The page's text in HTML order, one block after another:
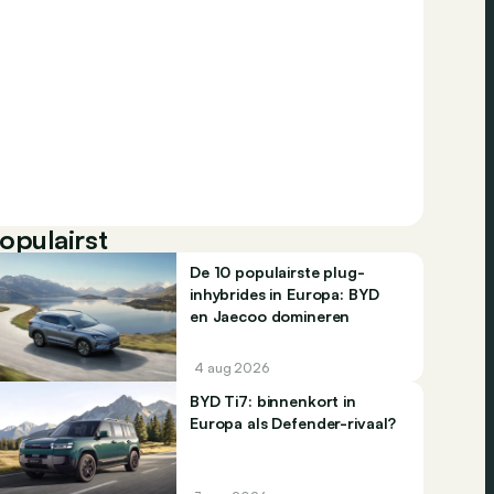
De 10 populairste plug-
inhybrides in Europa: BYD
en Jaecoo domineren
4 aug 2026
BYD Ti7: binnenkort in
Europa als Defender-rivaal?